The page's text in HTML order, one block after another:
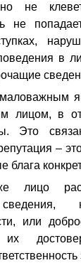
но не
не
в
лицом, в
Это
–
блага
лицо
или
их